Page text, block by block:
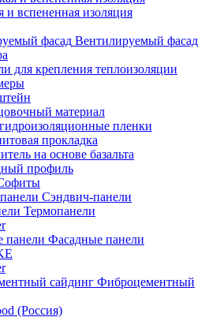
и вспененная изоляция
Вентилируемый фасад
для крепления теплоизоляции
материал
пленки
прокладка
на основе базальта
профиль
Сэндвич-панели
Термопанели
Фасадные панели
Фиброцементный
(Россия)